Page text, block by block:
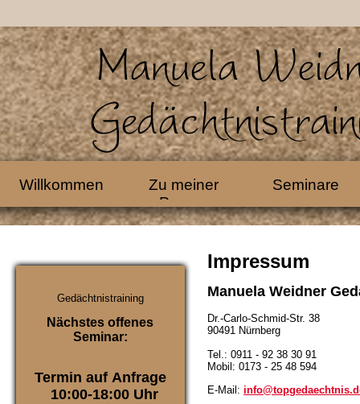
Willkommen
Zu meiner
Person
Seminare
Gedächtnistraining
Nächstes offenes
Seminar:
Termin auf Anfrage
10:00-18:00 Uhr
Impressum
Manuela Weidner
Dr.-Carlo-Schmid-Str. 38
90491 Nürnberg
Tel.: 0911 - 92 38 30 91
Mobil: 0173 - 25 48 594
E-Mail: